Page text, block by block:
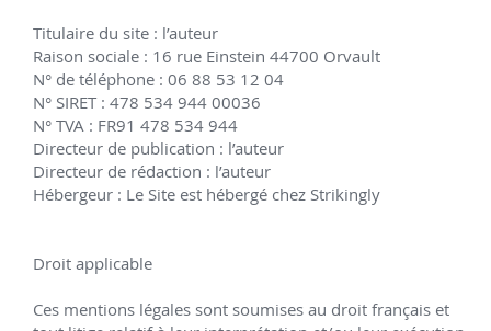
vite et seul, à connecter les univers pour engendrer
des fruits créatifs, et ainsi innover ? Ces livres
parlent de votre multipotentialité.
L'auteur a exploré durant trente mois des dizaines de
best-sellers dédiés au succès. Il relie les recettes
des plus grands parcours avec sa propre expérience
entrepreneurs multipotentiels.
Aujourd'hui sa promesse est ambitieuse : si vous
Titulaire du site : l’auteur
Raison sociale : 16 rue Einstein 44700 Orvault
N° de téléphone : 06 88 53 12 04
N° SIRET : 478 534 944 00036
N° TVA : FR91 478 534 944
Directeur de publication : l’auteur
Directeur de rédaction : l’auteur
Hébergeur : Le Site est hébergé chez Strikingly
Droit applicable
Ces mentions légales sont soumises au droit français et